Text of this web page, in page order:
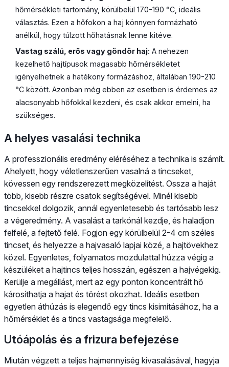
hőmérsékleti tartomány, körülbelül 170-190 °C, ideális
választás. Ezen a hőfokon a haj könnyen formázható
anélkül, hogy túlzott hőhatásnak lenne kitéve.
Vastag szálú, erős vagy göndör haj: A nehezen
kezelhető hajtípusok magasabb hőmérsékletet
igényelhetnek a hatékony formázáshoz, általában 190-210
°C között. Azonban még ebben az esetben is érdemes az
alacsonyabb hőfokkal kezdeni, és csak akkor emelni, ha
szükséges.
A helyes vasalási technika
A professzionális eredmény eléréséhez a technika is számít.
Ahelyett, hogy véletlenszerűen vasalná a tincseket,
kövessen egy rendszerezett megközelítést. Ossza a haját
több, kisebb részre csatok segítségével. Minél kisebb
tincsekkel dolgozik, annál egyenletesebb és tartósabb lesz
a végeredmény. A vasalást a tarkónál kezdje, és haladjon
felfelé, a fejtető felé. Fogjon egy körülbelül 2-4 cm széles
tincset, és helyezze a hajvasaló lapjai közé, a hajtövekhez
közel. Egyenletes, folyamatos mozdulattal húzza végig a
készüléket a hajtincs teljes hosszán, egészen a hajvégekig.
Kerülje a megállást, mert az egy ponton koncentrált hő
károsíthatja a hajat és törést okozhat. Ideális esetben
egyetlen áthúzás is elegendő egy tincs kisimításához, ha a
hőmérséklet és a tincs vastagsága megfelelő.
Utóápolás és a frizura befejezése
Miután végzett a teljes hajmennyiség kivasalásával, hagyja